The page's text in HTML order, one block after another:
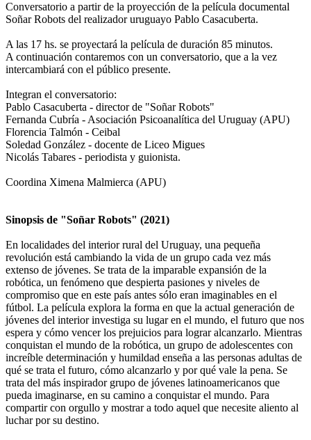
Conversatorio a partir de la proyección de la película documental
Soñar Robots del realizador uruguayo Pablo Casacuberta.
A las 17 hs. se proyectará la película de duración 85 minutos.
A continuación contaremos con un conversatorio, que a la vez
intercambiará con el público presente.
Integran el conversatorio:
Pablo Casacuberta - director de "Soñar Robots"
Fernanda Cubría - Asociación Psicoanalítica del Uruguay (APU)
Florencia Talmón - Ceibal
Soledad González - docente de Liceo Migues
Nicolás Tabares - periodista y guionista.
Coordina Ximena Malmierca (APU)
Sinopsis de "Soñar Robots" (2021)
En localidades del interior rural del Uruguay, una pequeña
revolución está cambiando la vida de un grupo cada vez más
extenso de jóvenes. Se trata de la imparable expansión de la
robótica, un fenómeno que despierta pasiones y niveles de
compromiso que en este país antes sólo eran imaginables en el
fútbol. La película explora la forma en que la actual generación de
jóvenes del interior investiga su lugar en el mundo, el futuro que nos
espera y cómo vencer los prejuicios para lograr alcanzarlo. Mientras
conquistan el mundo de la robótica, un grupo de adolescentes con
increíble determinación y humildad enseña a las personas adultas de
qué se trata el futuro, cómo alcanzarlo y por qué vale la pena. Se
trata del más inspirador grupo de jóvenes latinoamericanos que
pueda imaginarse, en su camino a conquistar el mundo. Para
compartir con orgullo y mostrar a todo aquel que necesite aliento al
luchar por su destino.